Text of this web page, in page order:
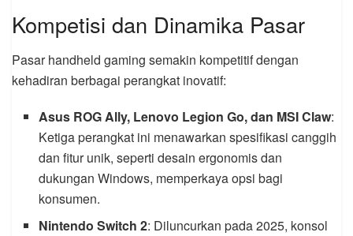
Kompetisi dan Dinamika Pasar
Pasar handheld gaming semakin kompetitif dengan
kehadiran berbagai perangkat inovatif:
Asus ROG Ally, Lenovo Legion Go, dan MSI Claw:
Ketiga perangkat ini menawarkan spesifikasi canggih
dan fitur unik, seperti desain ergonomis dan
dukungan Windows, memperkaya opsi bagi
konsumen.
Nintendo Switch 2: Diluncurkan pada 2025, konsol